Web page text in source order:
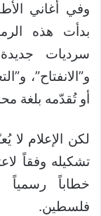
وفي أغاني
بدأت هذه
سرديات
و”الانفتاح”،
أو تُقدّمه بلغة
لكن الإعلام لا
تشكيله وفقاً
خطاباً رسمياً
فلسطين.